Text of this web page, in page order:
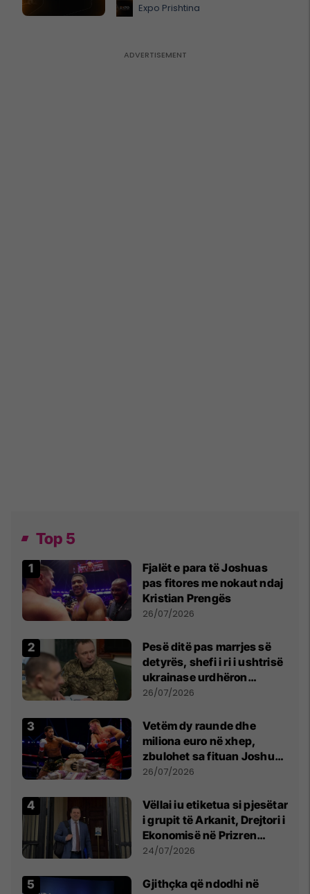
Expo Prishtina
Top 5
Fjalët e para të Joshuas
pas fitores me nokaut ndaj
Kristian Prengës
26/07/2026
Pesë ditë pas marrjes së
detyrës, shefi i ri i ushtrisë
ukrainase urdhëron
kontroll të madh
26/07/2026
Vetëm dy raunde dhe
miliona euro në xhep,
zbulohet sa fituan Joshua
e Prenga
26/07/2026
Vëllai iu etiketua si pjesëtar
i grupit të Arkanit, Drejtori i
Ekonomisë në Prizren
mohon pretendimet
24/07/2026
Gjithçka që ndodhi në